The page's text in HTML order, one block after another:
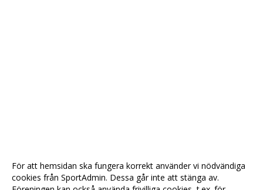
För att hemsidan ska fungera korrekt använder vi nödvändiga
cookies från SportAdmin. Dessa går inte att stänga av.